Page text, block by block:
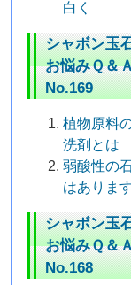
白く
シャボン玉
お悩みＱ
No.169
植物原料
洗剤とは
弱酸性の
はありま
シャボン玉
お悩みＱ
No.168